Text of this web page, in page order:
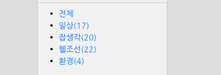
전체
일상(17)
잡생각(20)
헬조선(22)
환경(4)